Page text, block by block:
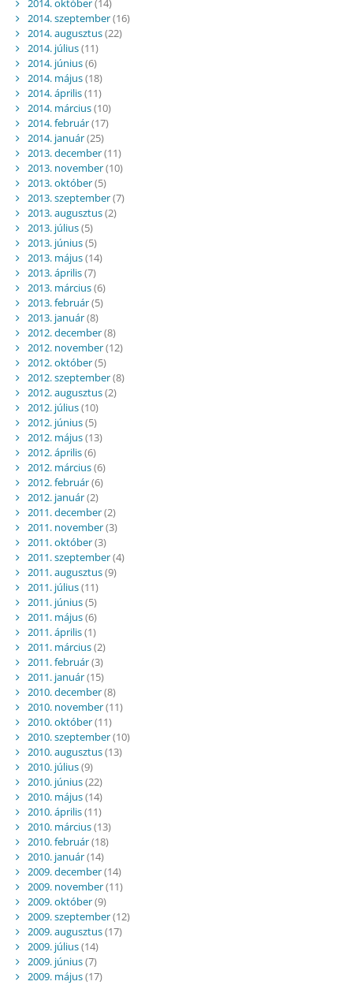
2014. október(14)
2014. szeptember(16)
2014. augusztus(22)
2014. július(11)
2014. június(6)
2014. május(18)
2014. április(11)
2014. március(10)
2014. február(17)
2014. január(25)
2013. december(11)
2013. november(10)
2013. október(5)
2013. szeptember(7)
2013. augusztus(2)
2013. július(5)
2013. június(5)
2013. május(14)
2013. április(7)
2013. március(6)
2013. február(5)
2013. január(8)
2012. december(8)
2012. november(12)
2012. október(5)
2012. szeptember(8)
2012. augusztus(2)
2012. július(10)
2012. június(5)
2012. május(13)
2012. április(6)
2012. március(6)
2012. február(6)
2012. január(2)
2011. december(2)
2011. november(3)
2011. október(3)
2011. szeptember(4)
2011. augusztus(9)
2011. július(11)
2011. június(5)
2011. május(6)
2011. április(1)
2011. március(2)
2011. február(3)
2011. január(15)
2010. december(8)
2010. november(11)
2010. október(11)
2010. szeptember(10)
2010. augusztus(13)
2010. július(9)
2010. június(22)
2010. május(14)
2010. április(11)
2010. március(13)
2010. február(18)
2010. január(14)
2009. december(14)
2009. november(11)
2009. október(9)
2009. szeptember(12)
2009. augusztus(17)
2009. július(14)
2009. június(7)
2009. május(17)